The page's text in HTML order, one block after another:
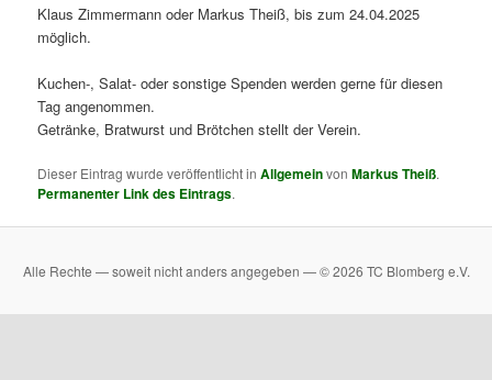
Klaus Zimmermann oder Markus Theiß, bis zum 24.04.2025
möglich.
Kuchen-, Salat- oder sonstige Spenden werden gerne für diesen
Tag angenommen.
Getränke, Bratwurst und Brötchen stellt der Verein.
Dieser Eintrag wurde veröffentlicht inAllgemeinvonMarkus Theiß.
Permanenter Link des Eintrags.
Alle Rechte — soweit nicht anders angegeben — © 2026 TC Blomberg e.V.